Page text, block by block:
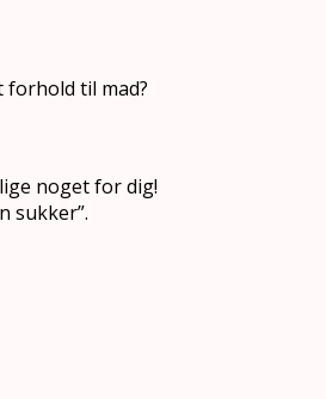
forhold til mad?
noget for dig!
sukker”.